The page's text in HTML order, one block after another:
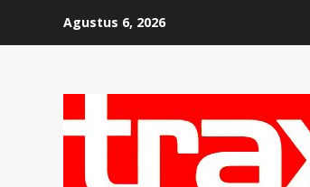
Agustus 6, 2026